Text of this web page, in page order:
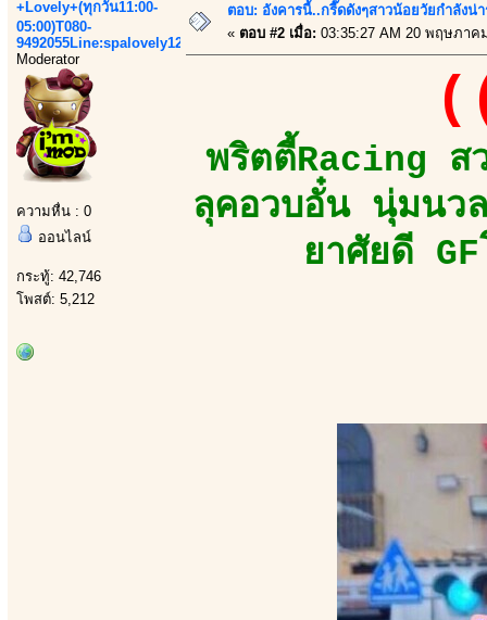
+Lovely+(ทุกวัน11:00-
05:00)T080-
9492055Line:spalovely123
Moderator
ความหื่น : 0
ออนไลน์
กระทู้: 42,746
โพสต์: 5,212
ตอบ: อังคารนี้..กรี๊ดดังๆสาวน้อยวัยกำลัง
« ตอบ #2 เมื่อ: 03:35:27 AM 20 พฤษภาค
พริตตี้Racing ส
ลุคอวบอั๋น นุ่มนว
ยาศัยดี